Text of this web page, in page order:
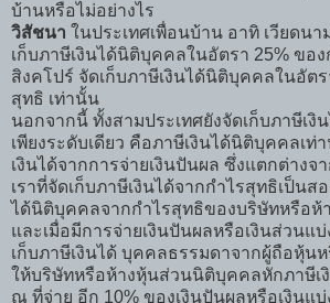
บ้านหรือไม่อย่างไร
วิสัชนา ในประเทศเพื่อนบ้าน อาทิ เวียดนา
เก็บภาษีเงินได้นิติบุคคลในอัตรา 25% ขอ
สิงคโปร์ จัดเก็บภาษีเงินได้นิติบุคคลในอัตร
สุทธิ เท่านั้น
นอกจากนี้ ทั้งสามประเทศยังจัดเก็บภาษีเงิ
เพียงระดับเดียว คือภาษีเงินได้นิติบุคคลเท่
เงินได้จากการจ่ายเงินปันผล ซึ่งแตกต่างจ
เราที่จัดเก็บภาษีเงินได้จากกำไรสุทธิเป็นส
ได้นิติบุคคลจากกำไรสุทธิของบริษัทหรือ
และเมื่อมีการจ่ายเงินปันผลหรือเงินส่วนแ
เก็บภาษีเงินได้ บุคคลธรรมดาจากผู้ถือหุ้น
ให้บริษัทหรือห้างหุ้นส่วนนิติบุคคลหักภาษีเ
ณ ที่จ่าย อีก 10% ของเงินปันผลหรือเงินแบ่